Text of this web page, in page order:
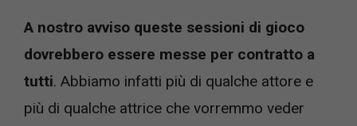
A nostro avviso queste sessioni di gioco
dovrebbero essere messe per contratto a
tutti. Abbiamo infatti più di qualche attore e
più di qualche attrice che vorremmo veder